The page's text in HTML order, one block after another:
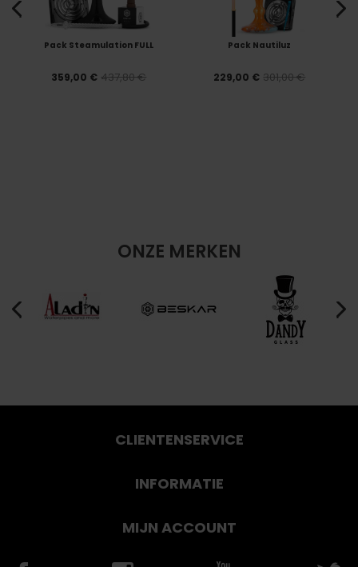
Pack Steamulation FULL
359,00 € 437,80 €
Pack Nautiluz
229,00 € 301,00 €
ONZE MERKEN
CLIENTENSERVICE
INFORMATIE
MIJN ACCOUNT